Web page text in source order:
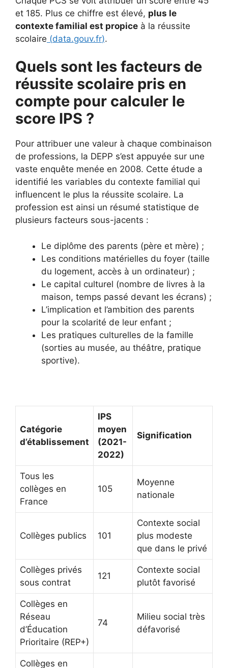
et 185. Plus ce chiffre est élevé, plus le
contexte familial est propice à la réussite
scolaire (data.gouv.fr).
Quels sont les facteurs de
réussite scolaire pris en
compte pour calculer le
score IPS ?
Pour attribuer une valeur à chaque combinaison
de professions, la DEPP s’est appuyée sur une
vaste enquête menée en 2008. Cette étude a
identifié les variables du contexte familial qui
influencent le plus la réussite scolaire. La
profession est ainsi un résumé statistique de
plusieurs facteurs sous-jacents :
Le diplôme des parents (père et mère) ;
Les conditions matérielles du foyer (taille
du logement, accès à un ordinateur) ;
Le capital culturel (nombre de livres à la
maison, temps passé devant les écrans) ;
L’implication et l’ambition des parents
pour la scolarité de leur enfant ;
Les pratiques culturelles de la famille
(sorties au musée, au théâtre, pratique
sportive).
Catégorie
d’établissement
IPS
moyen
(2021-
2022)
Signification
Tous les
collèges en
France
105
Moyenne
nationale
Collèges publics 101
Contexte social
plus modeste
que dans le privé
Collèges privés
sous contrat
121
Contexte social
plutôt favorisé
Collèges en
Réseau
d’Éducation
Prioritaire (REP+)
74
Milieu social très
défavorisé
Collèges en